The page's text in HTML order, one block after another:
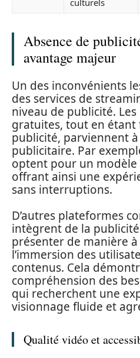
culturels
Absence de
avantage majeur
Un des inconvénients
des services de
niveau de publicité.
gratuites, tout en étant
publicité, parviennent
publicitaire. Par
optent pour un modèle
offrant ainsi une
sans interruptions.
D’autres plateformes
intègrent de la
présenter de manière
l’immersion des
contenus. Cela
compréhension des
qui recherchent une
visionnage fluide et
Qualité vidéo et